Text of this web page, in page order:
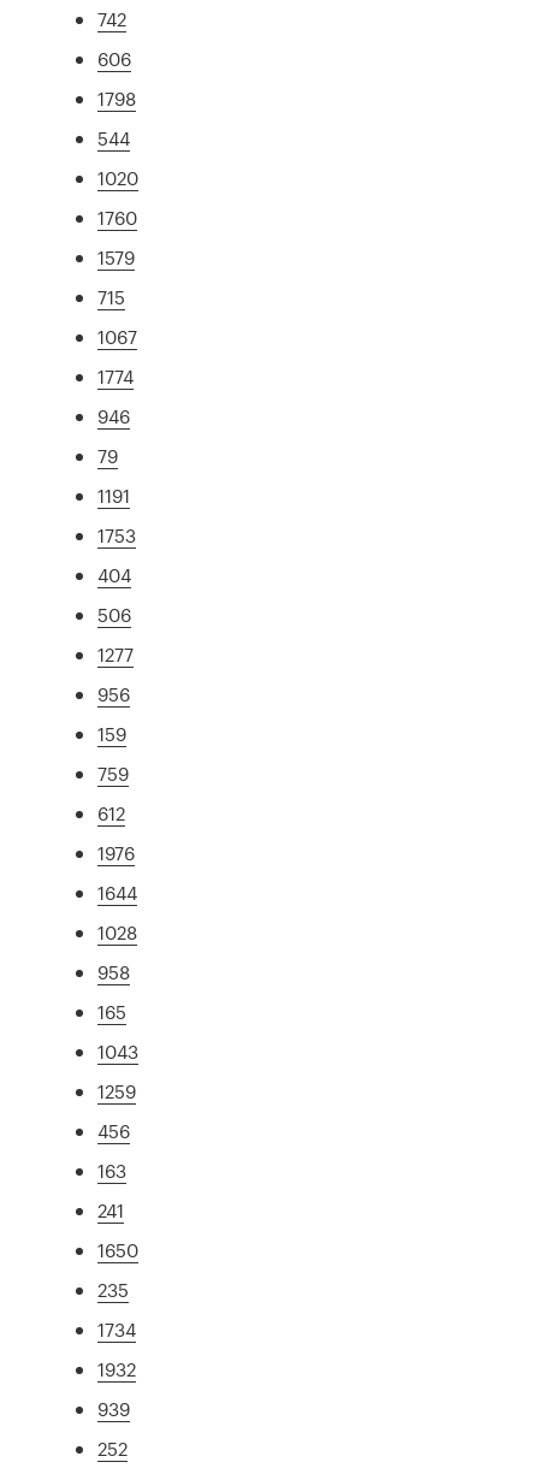
742
606
1798
544
1020
1760
1579
715
1067
1774
946
79
1191
1753
404
506
1277
956
159
759
612
1976
1644
1028
958
165
1043
1259
456
163
241
1650
235
1734
1932
939
252